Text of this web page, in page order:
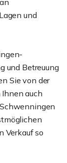
und
und Betreuung
Sie von der
auch
Verkauf so